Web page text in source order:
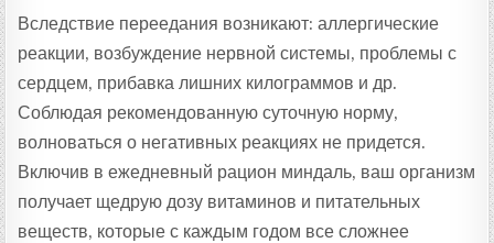
Вследствие переедания возникают: аллергические
реакции, возбуждение нервной системы, проблемы с
сердцем, прибавка лишних килограммов и др.
Соблюдая рекомендованную суточную норму,
волноваться о негативных реакциях не придется.
Включив в ежедневный рацион миндаль, ваш организм
получает щедрую дозу витаминов и питательных
веществ, которые с каждым годом все сложнее